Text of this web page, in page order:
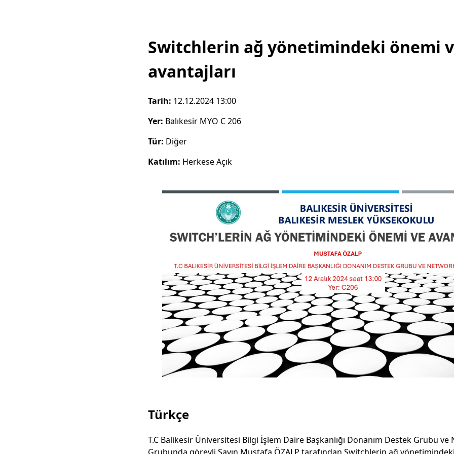
Switchlerin ağ yönetimindeki önemi
avantajları
Tarih: 12.12.2024 13:00
Yer: Balıkesir MYO C 206
Tür: Diğer
Katılım: Herkese Açık
Türkçe
T.C Balikesir Üniversitesi Bilgi İşlem Daire Başkanlığı Donanım Destek Grubu